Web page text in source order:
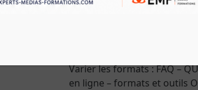
Varier les formats : FAQ –
en ligne – formats et outils